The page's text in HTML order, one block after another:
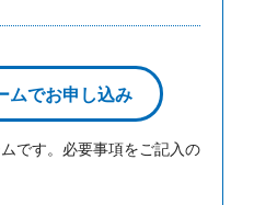
ムでお申し込み
です。必要事項をご記入の